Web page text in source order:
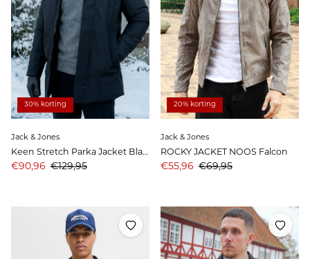
30% korting
Jack & Jones
Keen Stretch Parka Jacket Black
Aanbiedingsprijs
€90,96 Prijs
€129,95
20% korting
Jack & Jones
ROCKY JACKET NOOS Falcon
Aanbiedingsprijs
€55,96 Prijs
€69,95